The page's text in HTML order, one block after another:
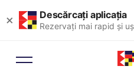
× Descărcați aplicația
Rezervați mai rapid și